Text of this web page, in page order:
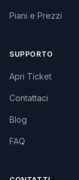
Piani e Prezzi
SUPPORTO
Apri Ticket
Contattaci
Blog
FAQ